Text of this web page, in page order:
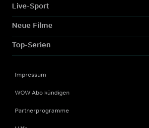
Live-Sport
Neue Filme
Top-Serien
Impressum
WOW Abo kündigen
Partnerprogramme